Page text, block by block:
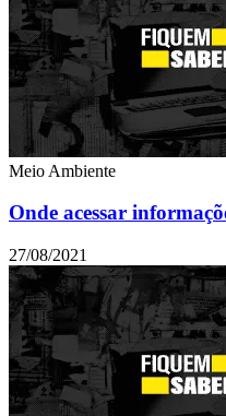
Meio Ambiente
Onde acessar
27/08/2021